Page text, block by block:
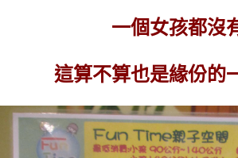
一個女孩都沒
這算不算也是緣份的